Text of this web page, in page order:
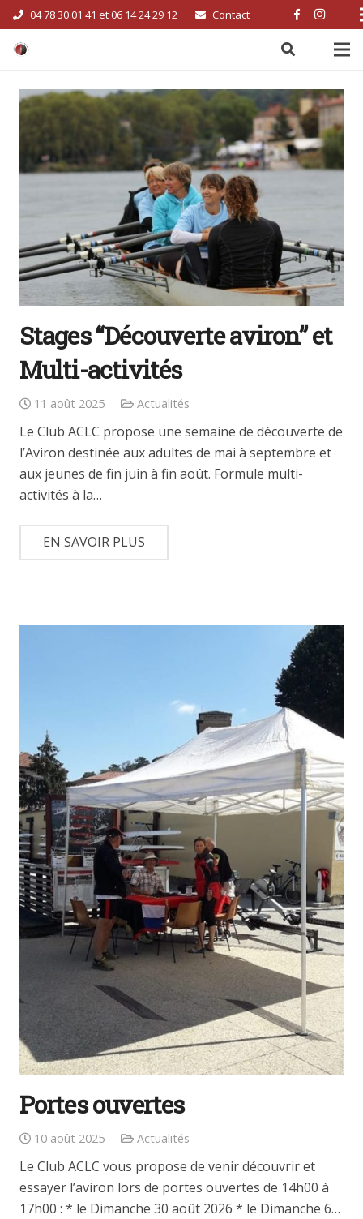
04 78 30 01 41 et 06 14 24 29 12 Contact
Stages “Découverte aviron” et
Multi-activités
11 août 2025 Actualités
Le Club ACLC propose une semaine de découverte de
l’Aviron destinée aux adultes de mai à septembre et
aux jeunes de fin juin à fin août. Formule multi-
activités à la…
EN SAVOIR PLUS
Portes ouvertes
10 août 2025 Actualités
Le Club ACLC vous propose de venir découvrir et
essayer l’aviron lors de portes ouvertes de 14h00 à
17h00 : * le Dimanche 30 août 2026 * le Dimanche 6…